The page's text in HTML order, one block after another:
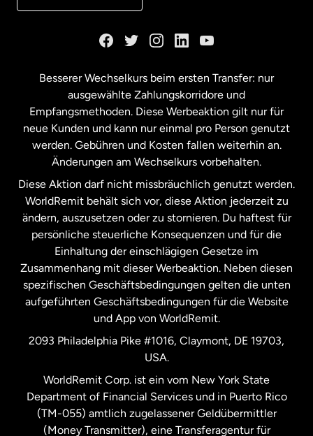
Malaysia
Neuseeland
Niederlande
Schweden
Spanien
Vereinigte Staaten English
Vereinigte Staaten
Vereinigtes Königreich
Besserer Wechselkurs beim ersten Transfer: nur
ausgewählte Zahlungskorridore und
Empfangsmethoden. Diese Werbeaktion gilt nur für
neue Kunden und kann nur einmal pro Person genutzt
werden. Gebühren und Kosten fallen weiterhin an.
Änderungen am Wechselkurs vorbehalten.
Diese Aktion darf nicht missbräuchlich genutzt werden.
WorldRemit behält sich vor, diese Aktion jederzeit zu
ändern, auszusetzen oder zu stornieren. Du haftest für
persönliche steuerliche Konsequenzen und für die
Einhaltung der einschlägigen Gesetze im
Zusammenhang mit dieser Werbeaktion. Neben diesen
spezifischen Geschäftsbedingungen gelten die unten
aufgeführten Geschäftsbedingungen für die Website
und App von WorldRemit.
2093 Philadelphia Pike #1016, Claymont, DE 19703,
USA.
WorldRemit Corp. ist ein vom New York State
Department of Financial Services und in Puerto Rico
(TM-055) amtlich zugelassener Geldübermittler
(Money Transmitter), eine Transferagentur für